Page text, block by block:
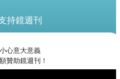
持鏡週刊
小心意大意義
贊助鏡週刊！